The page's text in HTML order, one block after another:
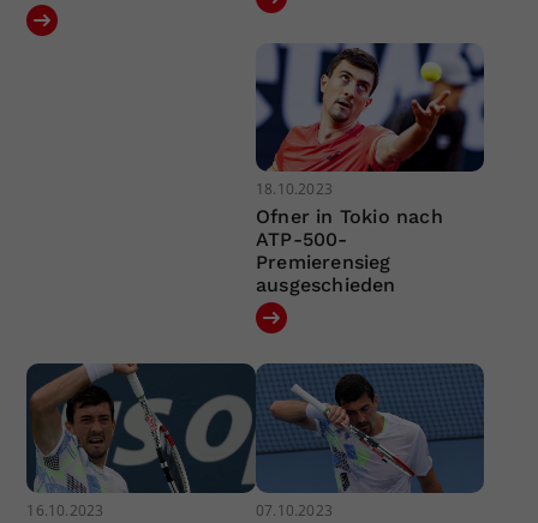
18.10.2023
Ofner in Tokio nach
ATP-500-
Premierensieg
ausgeschieden
16.10.2023 07.10.2023